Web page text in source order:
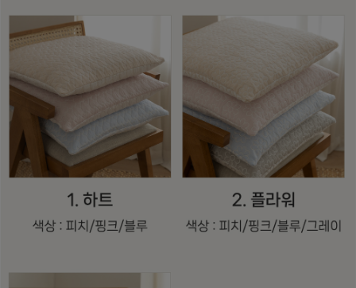
있어요